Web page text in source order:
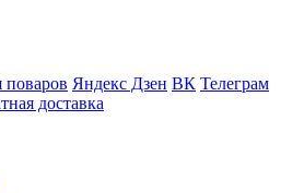
поваров Яндекс Дзен ВК Телеграм
доставка